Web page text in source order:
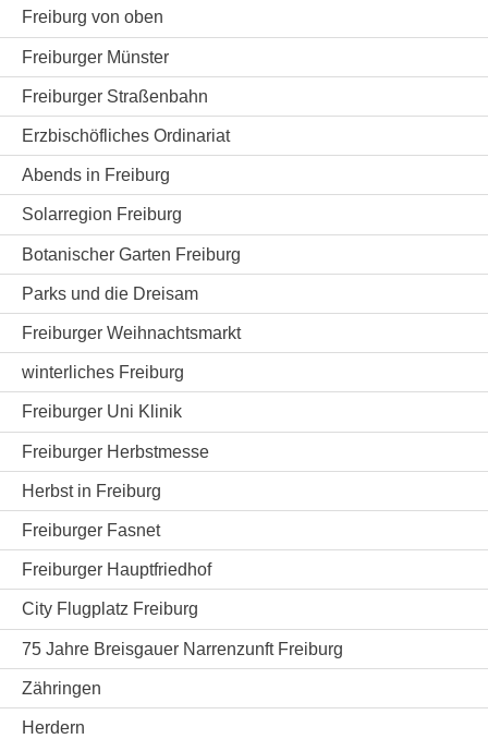
Freiburg von oben
Freiburger Münster
Freiburger Straßenbahn
Erzbischöfliches Ordinariat
Abends in Freiburg
Solarregion Freiburg
Botanischer Garten Freiburg
Parks und die Dreisam
Freiburger Weihnachtsmarkt
winterliches Freiburg
Freiburger Uni Klinik
Freiburger Herbstmesse
Herbst in Freiburg
Freiburger Fasnet
Freiburger Hauptfriedhof
City Flugplatz Freiburg
75 Jahre Breisgauer Narrenzunft Freiburg
Zähringen
Herdern